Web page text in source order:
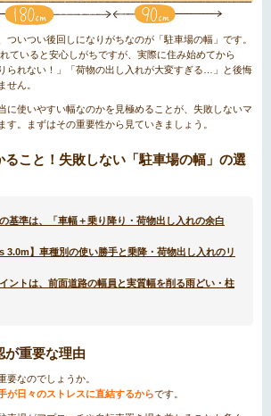
ついつい後回しになりがちなのが「駐車場の幅」です。
ていると安心しがちですが、実際に住み始めてから
られない！」「荷物の出し入れが大変すぎる…」と後悔
せん。
に使いやすい幅なのかを見極めることが、失敗しないマ
す。まずはその重要性から見ていきましょう。
ること！失敗しない「駐車場の幅」の選
基準は、「車幅＋乗り降り・荷物出し入れの余白
3.0m】車種別の使い勝手と乗降・荷物出し入れのリ
ントは、前面道路の幅員と実質幅を削る雨どい・柱
が重要な理由
要なのでしょうか。
が日々のストレスに直結するからです。